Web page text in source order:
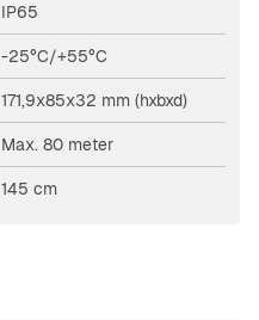
IP65
-25°C/+55°C
171,9x85x32 mm (hxbxd)
Max. 80 meter
145 cm